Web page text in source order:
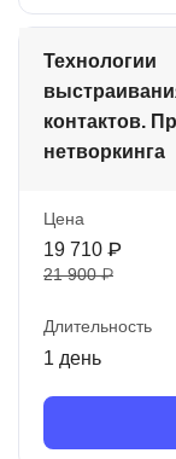
Технологии
контактов.
нетворкинга
Цена
19 710 ₽
21 900 ₽
Длительность
1 день